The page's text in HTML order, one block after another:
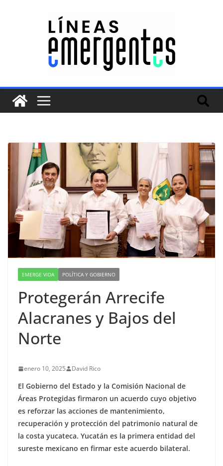
EMERGE VIDA POLÍTICA Y GOBIERNO
Protegerán Arrecife
Alacranes y Bajos del
Norte
enero 10, 2025 David Rico
El Gobierno del Estado y la Comisión Nacional de
Áreas Protegidas firmaron un acuerdo cuyo objetivo
es reforzar las acciones de mantenimiento,
recuperación y protección del patrimonio natural de
la costa yucateca. Yucatán es la primera entidad del
sureste mexicano en firmar este acuerdo bilateral.